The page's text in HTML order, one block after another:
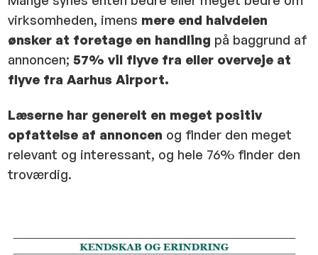
virksomheden, imens mere end halvdelen
ønsker at foretage en handling på baggrund af
annoncen;57% vil flyve fra eller overveje at
flyve fra AarhusAirport.
Læserne har generelt en meget positiv
opfattelse af annoncen og finder den meget
relevant og interessant, og hele 76% finder den
troværdig.